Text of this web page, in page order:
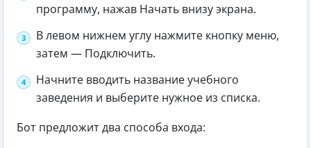
программу, нажав Начать внизу экрана.
В левом нижнем углу нажмите кнопку меню,
затем — Подключить.
Начните вводить название учебного
заведения и выберите нужное из списка.
Бот предложит два способа входа: